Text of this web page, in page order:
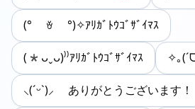
(° ꈊ °)✧ｱﾘｶﾞﾄｳｺﾞｻﾞｲﾏｽ
(*ᴗˬᴗ)⁾⁾ｱﾘｶﾞﾄｳｺﾞｻﾞｲﾏｽ ✧｡
⸜(ˊᵕˋ)⸝ ありがとうございます！